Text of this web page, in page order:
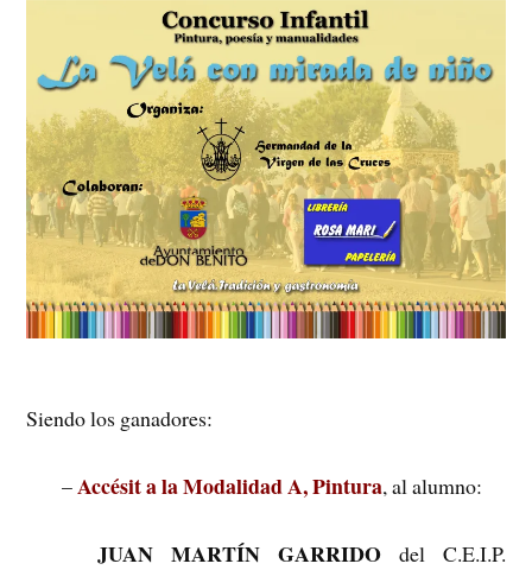
Siendo los ganadores:
–Accésit a la Modalidad A, Pintura, al alumno:
JUAN MARTÍN GARRIDO del C.E.I.P.